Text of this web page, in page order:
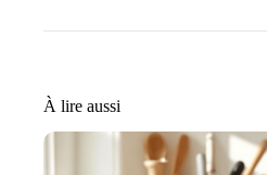
À lire aussi